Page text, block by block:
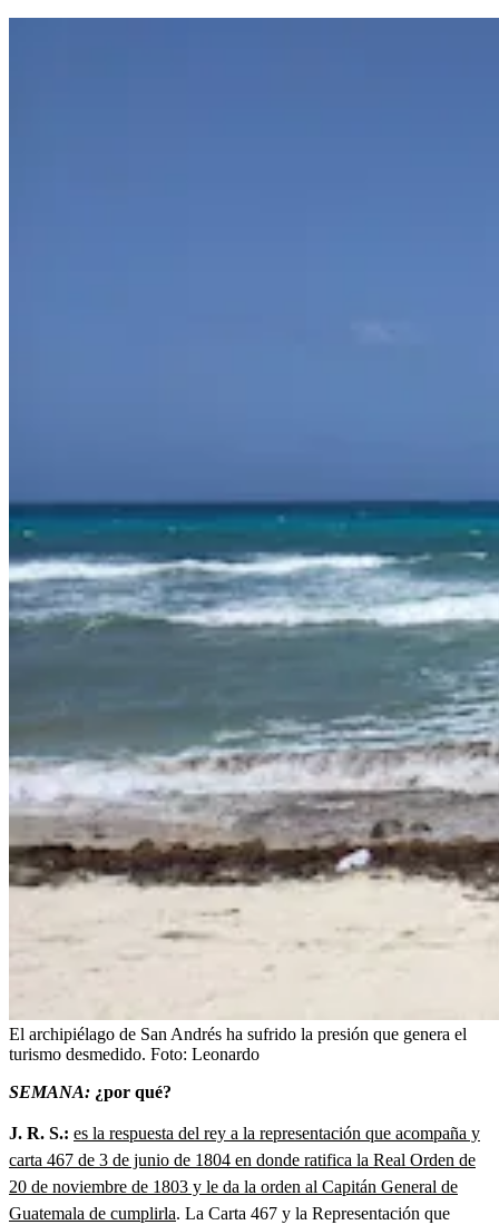
El archipiélago de San Andrés ha sufrido la presión que genera el
turismo desmedido. Foto: Leonardo
SEMANA: ¿por qué?
J. R. S.: es la respuesta del rey a la representación que acompaña y
carta 467 de 3 de junio de 1804 en donde ratifica la Real Orden de
20 de noviembre de 1803 y le da la orden al Capitán General de
Guatemala de cumplirla. La Carta 467 y la Representación que